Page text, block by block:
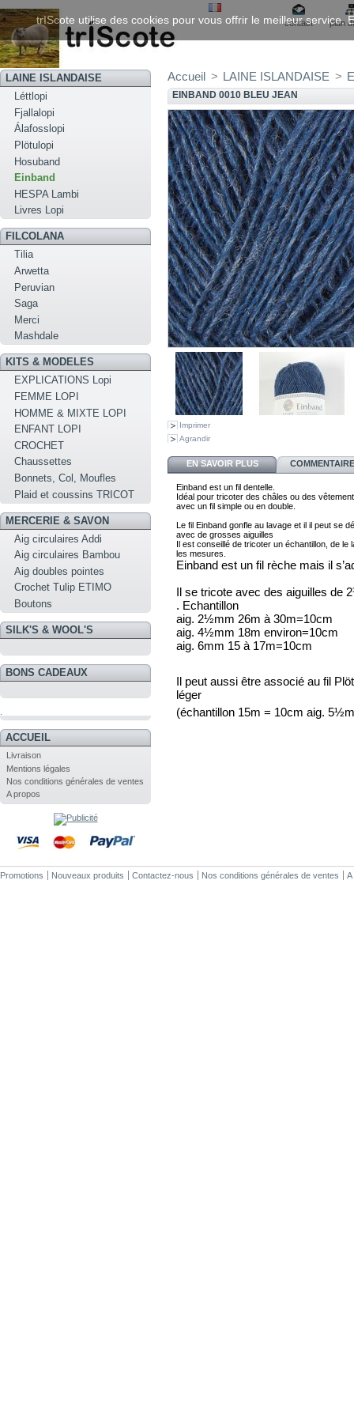
contact plan
LAINE ISLANDAISE
Léttlopi
Fjallalopi
Álafosslopi
Plötulopi
Hosuband
Einband
HESPA Lambi
Livres Lopi
FILCOLANA
Tilia
Arwetta
Peruvian
Saga
Merci
Mashdale
KITS & MODELES
EXPLICATIONS Lopi
FEMME LOPI
HOMME & MIXTE LOPI
ENFANT LOPI
CROCHET
Chaussettes
Bonnets, Col, Moufles
Plaid et coussins TRICOT
MERCERIE & SAVON
Aig circulaires Addi
Aig circulaires Bambou
Aig doubles pointes
Crochet Tulip ETIMO
Boutons
SILK'S & WOOL'S
BONS CADEAUX
ACCUEIL
Livraison
Mentions légales
Nos conditions générales de ventes
A propos
Accueil > LAINE ISLANDAISE >
EINBAND 0010 BLEU JEAN
Imprimer
Agrandir
EN SAVOIR PLUS
Einband est un fil dentelle.
Idéal pour tricoter des châles ou des
avec un fil simple ou en double.
Le fil Einband gonfle au lavage et il il peut se
Il est conseillé de tricoter un échantillon, de le
les mesures.
Einband est un fil rèche mais il
Il se tricote avec des aiguilles de
. Echantillon
aig. 2½mm 26m à 30m=10cm
aig. 4½mm 18m environ=10cm
aig. 6mm 15 à 17m=10cm
Il peut aussi être associé au fil
léger
(échantillon 15m = 10cm aig.
Promotions Nouveaux produits Contactez-nous Nos conditions générales de ventes A
trIScote utilise des cookies pour vous offrir le meilleur